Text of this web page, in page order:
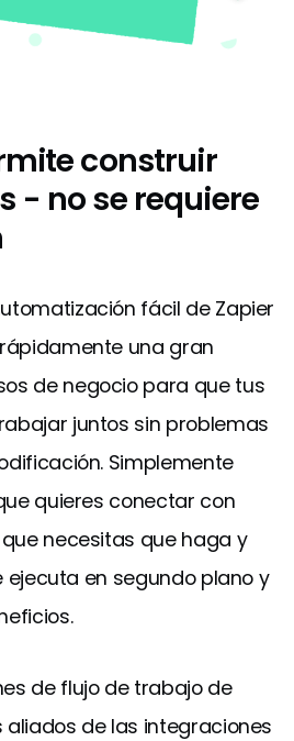
construir
- no se requiere
fácil de Zapier
una gran
de negocio para que tus
juntos sin problemas
Simplemente
quieres conectar con
necesitas que haga y
ejecuta en segundo plano y
de flujo de trabajo de
aliados de las integraciones